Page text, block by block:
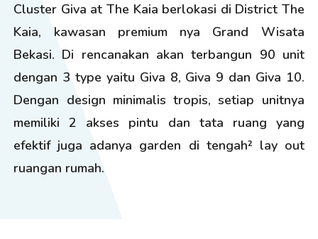
Cluster Giva at The Kaia berlokasi di District The
Kaia, kawasan premium nya Grand Wisata
Bekasi. Di rencanakan akan terbangun 90 unit
dengan 3 type yaitu Giva 8, Giva 9 dan Giva 10.
Dengan design minimalis tropis, setiap unitnya
memiliki 2 akses pintu dan tata ruang yang
efektif juga adanya garden di tengah² lay out
ruangan rumah.